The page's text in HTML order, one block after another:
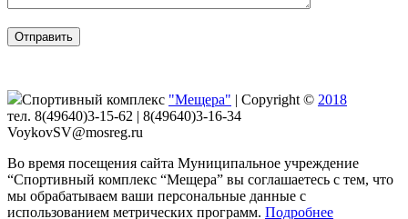
Спортивный комплекс "Мещера" | Copyright © 2018
тел. 8(49640)3-15-62 | 8(49640)3-16-34
VoykovSV@mosreg.ru
Во время посещения сайта Муниципальное учреждение
“Спортивный комплекс “Мещера” вы соглашаетесь с тем, что
мы обрабатываем ваши персональные данные с
использованием метрических программ. Подробнее